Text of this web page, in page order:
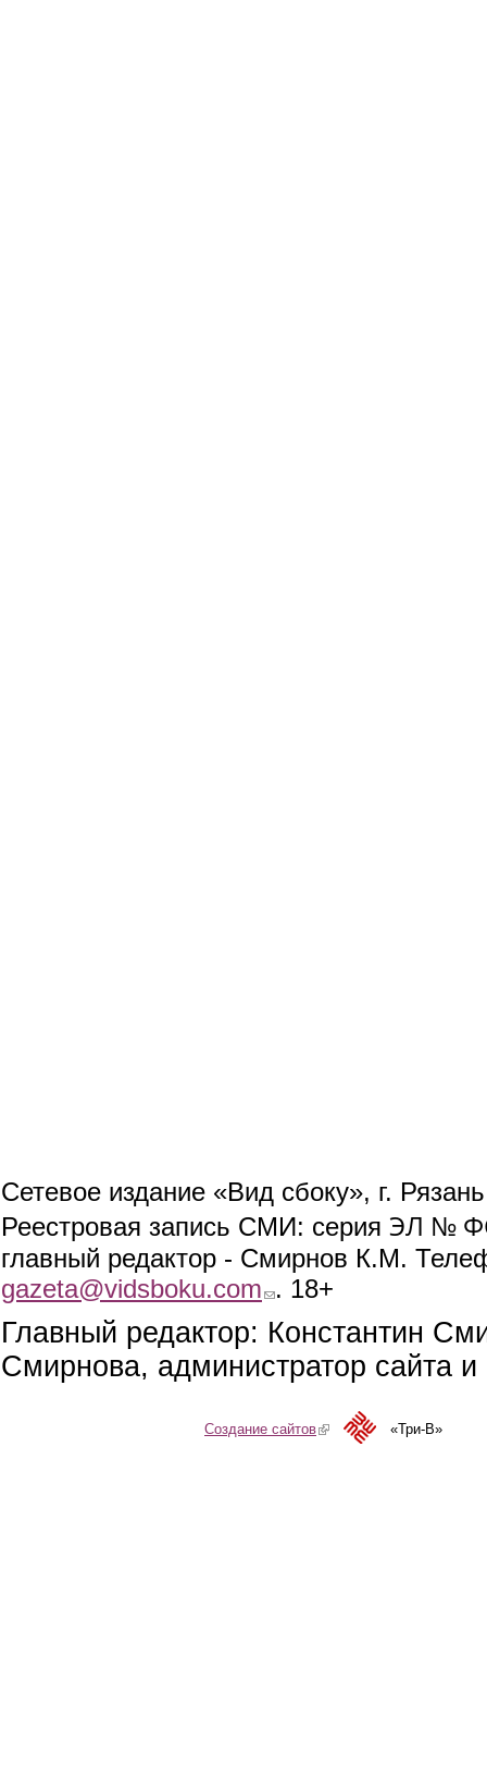
Сетевое издание «Вид сбоку», г.
Реестровая запись СМИ: серия ЭЛ №
главный редактор - Смирнов К.М.
gazeta@vidsboku.com (link sends e-mail)
. 18+
Главный редактор: Константин
Смирнова, администратор сайта
Создание сайтов(link is external)«Три-В»